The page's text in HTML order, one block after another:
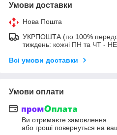
Умови доставки
Нова Пошта
УКРПОШТА (по 100%
тиждень: кожні ПН та ЧТ -
Всі умови доставки
Умови оплати
Ви отримаєте замовлення
або гроші повернуться на